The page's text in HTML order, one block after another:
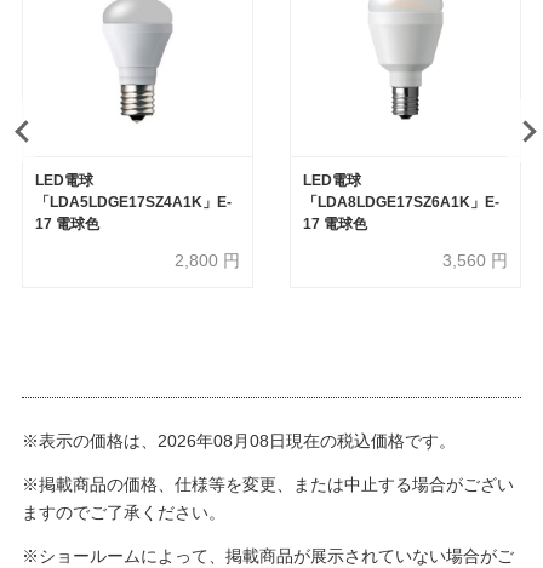
LED電球
「LDA5LDGE17SZ4A1K」E-
17 電球色
2,800 円
LED電球
「LDA8LDGE17SZ6A1K」E-
17 電球色
3,560 円
※表示の価格は、2026年08月08日現在の税込価格です。
※掲載商品の価格、仕様等を変更、または中止する場合がござい
ますのでご了承ください。
※ショールームによって、掲載商品が展示されていない場合がご